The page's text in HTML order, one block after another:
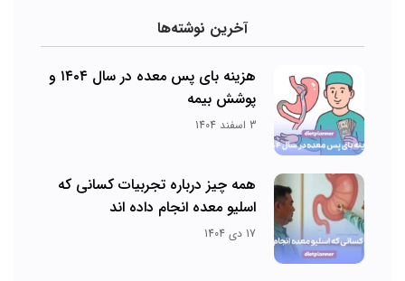
آخرین نوشته‌ها
هزینه بای پس معده در سال ۱۴۰۴ و
پوشش بیمه
3 اسفند 1404
همه چیز درباره تجربیات کسانی که
اسلیو معده انجام داده اند
17 دی 1404